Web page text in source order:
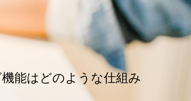
能はどのような仕組み